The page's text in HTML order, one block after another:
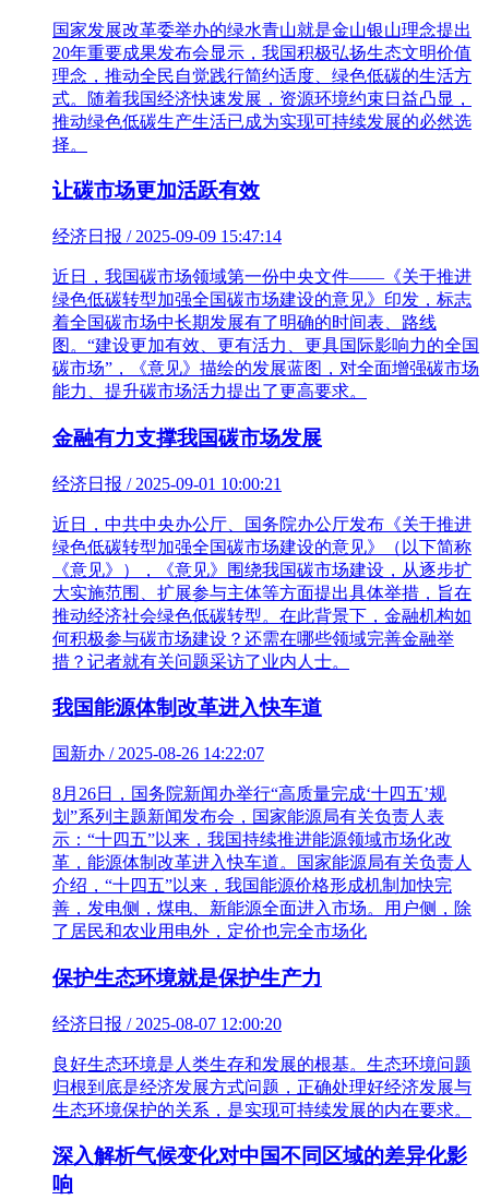
国家发展改革委举办的绿水青山就是金山银山理念提出
20年重要成果发布会显示，我国积极弘扬生态文明价值
理念，推动全民自觉践行简约适度、绿色低碳的生活方
式。随着我国经济快速发展，资源环境约束日益凸显，
推动绿色低碳生产生活已成为实现可持续发展的必然选
择。
让碳市场更加活跃有效
经济日报 / 2025-09-09 15:47:14
近日，我国碳市场领域第一份中央文件——《关于推进
绿色低碳转型加强全国碳市场建设的意见》印发，标志
着全国碳市场中长期发展有了明确的时间表、路线
图。“建设更加有效、更有活力、更具国际影响力的全国
碳市场”，《意见》描绘的发展蓝图，对全面增强碳市场
能力、提升碳市场活力提出了更高要求。
金融有力支撑我国碳市场发展
经济日报 / 2025-09-01 10:00:21
近日，中共中央办公厅、国务院办公厅发布《关于推进
绿色低碳转型加强全国碳市场建设的意见》（以下简称
《意见》），《意见》围绕我国碳市场建设，从逐步扩
大实施范围、扩展参与主体等方面提出具体举措，旨在
推动经济社会绿色低碳转型。在此背景下，金融机构如
何积极参与碳市场建设？还需在哪些领域完善金融举
措？记者就有关问题采访了业内人士。
我国能源体制改革进入快车道
国新办 / 2025-08-26 14:22:07
8月26日，国务院新闻办举行“高质量完成‘十四五’规
划”系列主题新闻发布会，国家能源局有关负责人表
示：“十四五”以来，我国持续推进能源领域市场化改
革，能源体制改革进入快车道。国家能源局有关负责人
介绍，“十四五”以来，我国能源价格形成机制加快完
善，发电侧，煤电、新能源全面进入市场。用户侧，除
了居民和农业用电外，定价也完全市场化
保护生态环境就是保护生产力
经济日报 / 2025-08-07 12:00:20
良好生态环境是人类生存和发展的根基。生态环境问题
归根到底是经济发展方式问题，正确处理好经济发展与
生态环境保护的关系，是实现可持续发展的内在要求。
深入解析气候变化对中国不同区域的差异化影
响